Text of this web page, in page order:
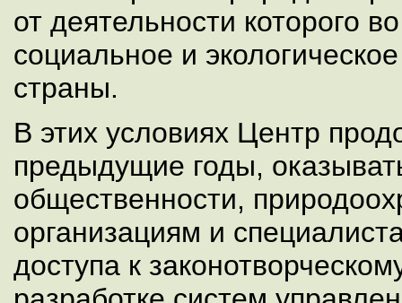
от деятельности которого
социальное и
страны.
В этих условиях Центр
предыдущие годы,
общественности,
организациям и
доступа к